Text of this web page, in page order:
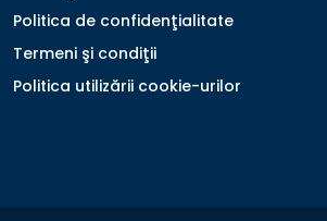
Politica de confidenţialitate
Termeni şi condiţii
Politica utilizării cookie-urilor